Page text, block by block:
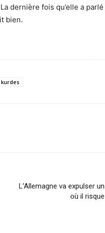
dernière fois qu’elle a
bien.
L’Allemagne va expulser
où il